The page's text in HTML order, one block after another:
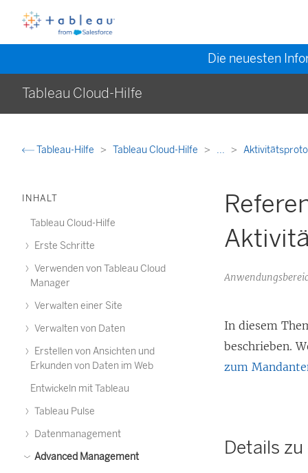
Die neuesten
Tableau Cloud-Hilfe
Tableau-Hilfe Tableau Cloud-Hilfe ...
INHALT
Tableau Cloud-Hilfe
Erste Schritte
Verwenden von Tableau Cloud
Manager
Verwalten einer Site
Verwalten von Daten
Erstellen von Ansichten und
Erkunden von Daten im Web
Entwickeln mit Tableau
Tableau Pulse
Datenmanagement
Advanced Management
In diesem
beschrieben.
zum
Details